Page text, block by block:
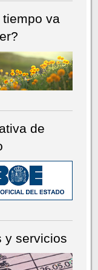
tiempo va
de
y servicios